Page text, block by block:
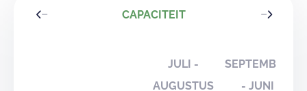
CAPACITEIT
JULI -
AUGUSTUS
SEPTEMBER
- JUNI